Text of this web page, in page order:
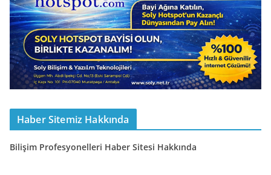
Haber Sitemiz Hakkında
Bilişim Profesyonelleri Haber Sitesi Hakkında